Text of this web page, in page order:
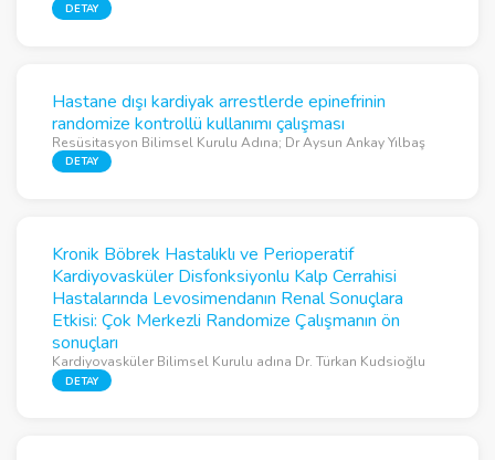
DETAY
Hastane dışı kardiyak arrestlerde epinefrinin
randomize kontrollü kullanımı çalışması
Resüsitasyon Bilimsel Kurulu Adına; Dr Aysun Ankay Yılbaş
DETAY
Kronik Böbrek Hastalıklı ve Perioperatif
Kardiyovasküler Disfonksiyonlu Kalp Cerrahisi
Hastalarında Levosimendanın Renal Sonuçlara
Etkisi: Çok Merkezli Randomize Çalışmanın ön
sonuçları
Kardiyovasküler Bilimsel Kurulu adına Dr. Türkan Kudsioğlu
DETAY